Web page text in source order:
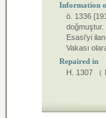
Information
ö. 1336
doğmuştur.
Esasi’yi
Vakası
Repaired in
H. 1307 （